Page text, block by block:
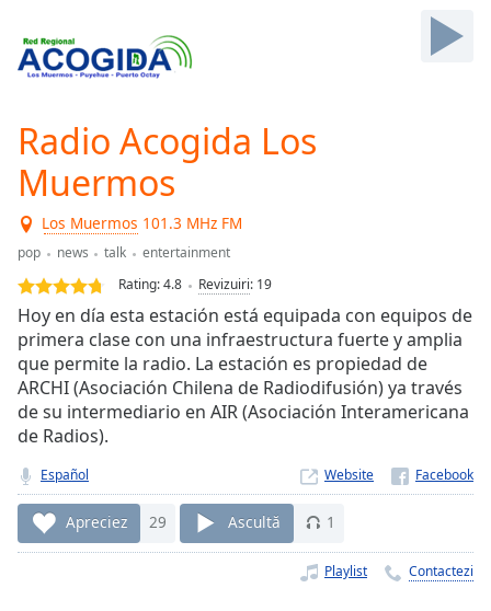
Mute
Current
Duration -:-
0.00%
Stream
TypeLIVE
Seek to
live,
currently
behind
live LIVE
Remaining
Time-
Playback
Rate
Chapters
Radio Acogida Los
Muermos
Los Muermos 101.3 MHz FM
pop news talk
entertainment
Rating:4.8 Revizuiri: 19
Hoy en día esta estación está equipada con equipos de
primera clase con una infraestructura fuerte y amplia
que permite la radio. La estación es propiedad de
ARCHI (Asociación Chilena de Radiodifusión) ya través
de su intermediario en AIR (Asociación Interamericana
de Radios).
Español Website
Apreciez 29 Ascultă 1
Playlist Contactezi